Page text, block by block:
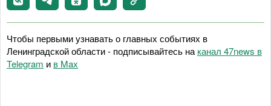
Чтобы первыми узнавать о главных событиях в
Ленинградской области - подписывайтесь на канал 47news в
Telegram и в Maх